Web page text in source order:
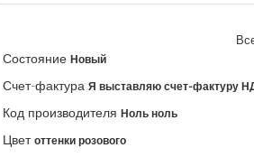
Состояние Новый
Счет-фактура Я выставляю счет-фактуру
Код производителя Ноль ноль
Цвет оттенки розового